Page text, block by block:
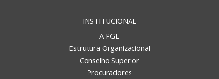
INSTITUCIONAL
A PGE
Estrutura Organizacional
Conselho Superior
Procuradores